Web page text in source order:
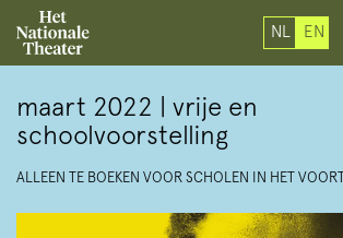
NL EN
maart 2022 | vrije en
schoolvoorstelling
ALLEEN TE BOEKEN VOOR SCHOLEN IN HET